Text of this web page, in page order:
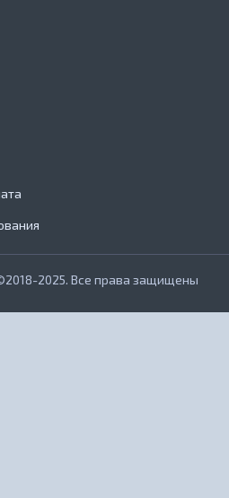
2025. Все права защищены